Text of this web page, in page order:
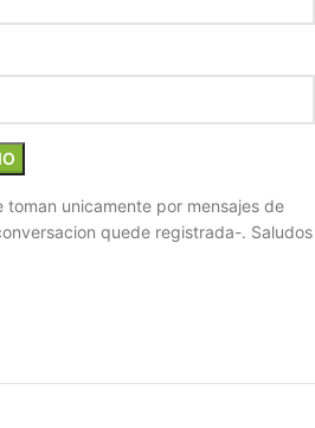
toman unicamente por mensajes de
quede registrada-. Saludos